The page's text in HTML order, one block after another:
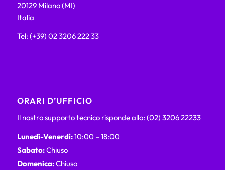
20129 Milano (MI)
Italia
Tel: (+39) 02 3206 222 33
ORARI D’UFFICIO
Il nostro supporto tecnico risponde allo: (02) 3206 22233
Lunedì-Venerdì:10:00 – 18:00
Sabato:Chiuso
Domenica:Chiuso